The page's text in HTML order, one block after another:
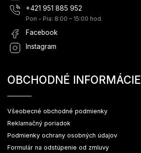
+421 951 885 952
Pon - Pia: 8:00 – 15:00 hod.
Facebook
Instagram
OBCHODNÉ INFORMÁCIE
Všeobecné obchodné podmienky
Reklamačný poriadok
Podmienky ochrany osobných údajov
Formulár na odstúpenie od zmluvy